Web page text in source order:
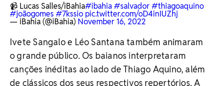
📹 Lucas Salles/iBahia#ibahia#salvador#thiagoaquino
#joãogomes#7kssio pic.twitter.com/oD4inIUZhj
— iBahia (@iBahia) November 16, 2022
Ivete Sangalo e Léo Santana também animaram
o grande público. Os baianos interpretaram
canções inéditas ao lado de Thiago Aquino, além
de clássicos dos seus respectivos repertórios. A